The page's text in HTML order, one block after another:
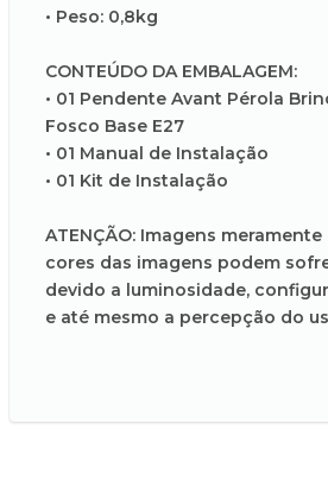
• Peso: 0,8kg
CONTEÚDO DA EMBALAGEM:
• 01 Pendente Avant Pérola
Fosco Base E27
• 01 Manual de Instalação
• 01 Kit de Instalação
ATENÇÃO: Imagens
cores das imagens podem
devido a luminosidade,
e até mesmo a percepção do